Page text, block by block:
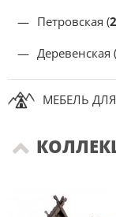
Петровская (2
Деревенская (
МЕБЕЛЬ